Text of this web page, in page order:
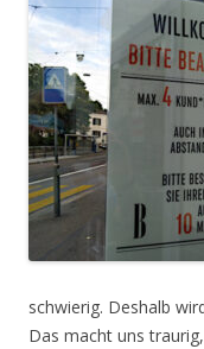
schwierig. Deshalb
Das macht uns